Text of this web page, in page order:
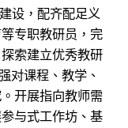
设，配齐配足义
专职教研员，完
索建立优秀教研
对课程、教学、
开展指向教师需
与式工作坊、基